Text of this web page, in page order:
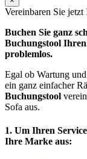
Vereinbaren Sie
Buchen Sie ganz
Buchungstool
problemlos.
Egal ob Wartung
ein ganz einfacher
Buchungstool
Sofa aus.
1. Um Ihren
Ihre Marke aus: